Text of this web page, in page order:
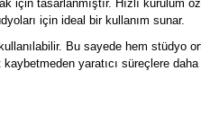
tasarlanmıştır. Hızlı kurulum
için ideal bir kullanım sunar.
Bu sayede hem stüdyo
yaratıcı süreçlere